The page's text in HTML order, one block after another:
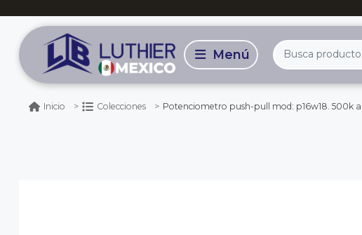
Inicio Colecciones Potenciometro push-pull mod: p16w18. 500k a.